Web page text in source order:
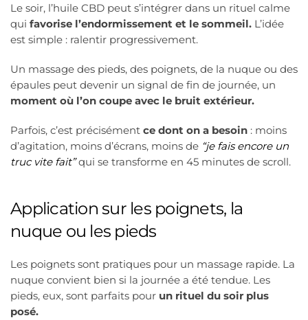
Le soir, l’huile CBD peut s’intégrer dans un rituel calme
qui favorise l’endormissement et le sommeil. L’idée
est simple : ralentir progressivement.
Un massage des pieds, des poignets, de la nuque ou des
épaules peut devenir un signal de fin de journée, un
moment où l’on coupe avec le bruit extérieur.
Parfois, c’est précisément ce dont on a besoin : moins
d’agitation, moins d’écrans, moins de “je fais encore un
truc vite fait”qui se transforme en 45 minutes de scroll.
Application sur les poignets, la
nuque ou les pieds
Les poignets sont pratiques pour un massage rapide. La
nuque convient bien si la journée a été tendue. Les
pieds, eux, sont parfaits pour un rituel du soir plus
posé.